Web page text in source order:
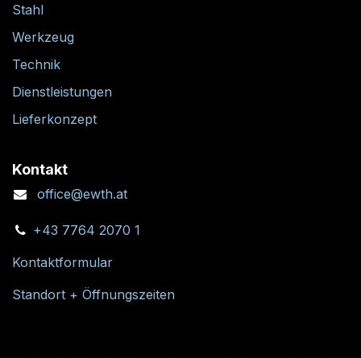
Stahl
Werkzeug
Technik
Dienstleistungen
Lieferkonzept
Kontakt
office@ewth.at
+43 7764 2070 1
Kontaktformular
Standort + Öffnungszeiten